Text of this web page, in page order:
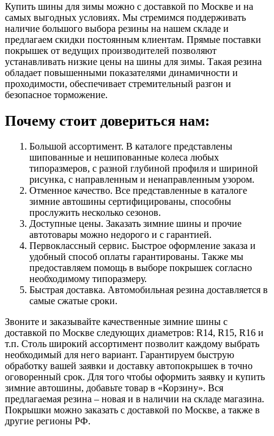
Купить шины для зимы можно с доставкой по Москве и на
самых выгодных условиях. Мы стремимся поддерживать
наличие большого выбора резины на нашем складе и
предлагаем скидки постоянным клиентам. Прямые поставки
покрышек от ведущих производителей позволяют
устанавливать низкие цены на шины для зимы. Такая резина
обладает повышенными показателями динамичности и
проходимости, обеспечивает стремительный разгон и
безопасное торможение.
Почему стоит довериться нам:
Большой ассортимент. В каталоге представлены
шипованные и нешипованные колеса любых
типоразмеров, с разной глубиной профиля и шириной
рисунка, с направленным и ненаправленным узором.
Отменное качество. Все представленные в каталоге
зимние автошины сертифицированы, способны
прослужить несколько сезонов.
Доступные цены. Заказать зимние шины и прочие
автотовары можно недорого и с гарантией.
Первоклассный сервис. Быстрое оформление заказа и
удобный способ оплаты гарантированы. Также мы
предоставляем помощь в выборе покрышек согласно
необходимому типоразмеру.
Быстрая доставка. Автомобильная резина доставляется в
самые сжатые сроки.
Звоните и заказывайте качественные зимние шины с
доставкой по Москве следующих диаметров: R14, R15, R16 и
т.п. Столь широкий ассортимент позволит каждому выбрать
необходимый для него вариант. Гарантируем быструю
обработку вашей заявки и доставку автопокрышек в точно
оговоренный срок. Для того чтобы оформить заявку и купить
зимние автошины, добавьте товар в «Корзину». Вся
предлагаемая резина – новая и в наличии на складе магазина.
Покрышки можно заказать с доставкой по Москве, а также в
другие регионы РФ.